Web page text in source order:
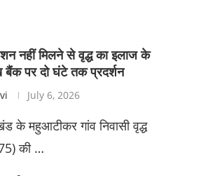
नहीं मिलने से वृद्ध का इलाज के
बैंक पर दो घंटे तक प्रदर्शन
July 6, 2026
महुआटीकर गांव निवासी वृद्ध
की …